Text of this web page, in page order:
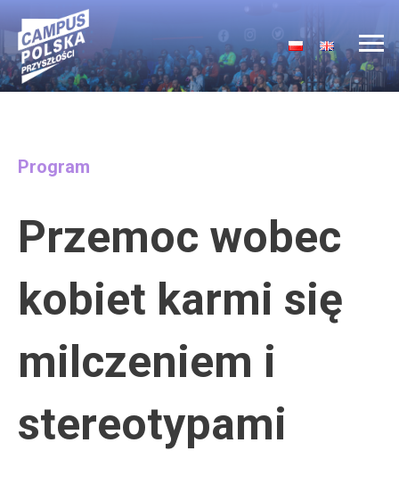
Main Navigation
Program
Przemoc wobec
kobiet karmi się
milczeniem i
stereotypami